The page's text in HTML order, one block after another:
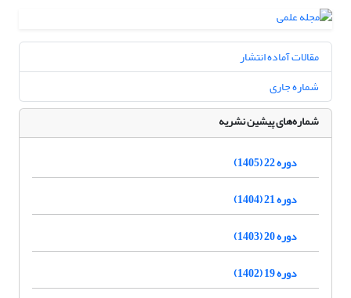
مقالات آماده انتشار
شماره جاری
شماره‌های پیشین نشریه
دوره 22 (1405)
دوره 21 (1404)
دوره 20 (1403)
دوره 19 (1402)